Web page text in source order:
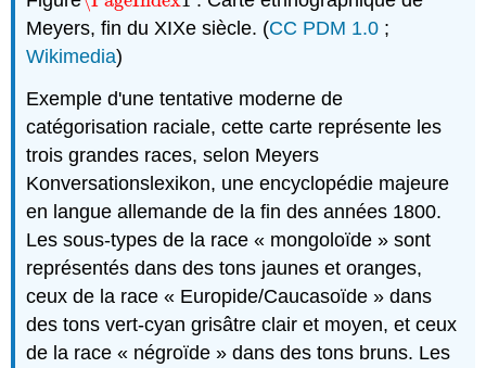
Meyers, fin du XIXe siècle. (CC PDM 1.0 ;
Wikimedia)
Exemple d'une tentative moderne de
catégorisation raciale, cette carte représente les
trois grandes races, selon Meyers
Konversationslexikon, une encyclopédie majeure
en langue allemande de la fin des années 1800.
Les sous-types de la race « mongoloïde » sont
représentés dans des tons jaunes et oranges,
ceux de la race « Europide/Caucasoïde » dans
des tons vert-cyan grisâtre clair et moyen, et ceux
de la race « négroïde » dans des tons bruns. Les